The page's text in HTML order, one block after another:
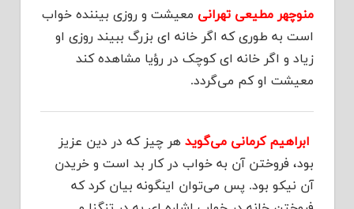
منوچهر مطیعی تهرانی معیشت و روزی بیننده خواب
است به طوری که اگر خانه ای بزرگ ببیند روزی او
زیاد و اگر خانه ای کوچک در رؤیا مشاهده کند
معیشت او کم می‌گردد.
ابراهیم کرمانی می‌گوید هر چیز كه در دین عزیز
بود، فروختن آن به خواب در كار بد است و خریدن
آن نیكو بود. پس می‌توان اینگونه بیان کرد که